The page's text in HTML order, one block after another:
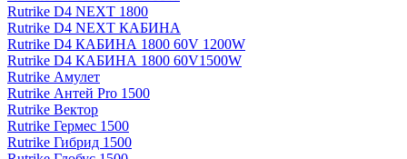
Rutrike D4 NEXT 1800
Rutrike D4 NEXT КАБИНА
Rutrike D4 КАБИНА 1800 60V 1200W
Rutrike D4 КАБИНА 1800 60V1500W
Rutrike Амулет
Rutrike Антей Pro 1500
Rutrike Вектор
Rutrike Гермес 1500
Rutrike Гибрид 1500